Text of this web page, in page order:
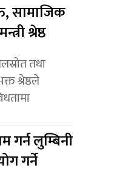
सामाजिक
श्रेष्ठ
तथा
श्रेष्ठले
गर्न लुम्बिनी
गर्ने